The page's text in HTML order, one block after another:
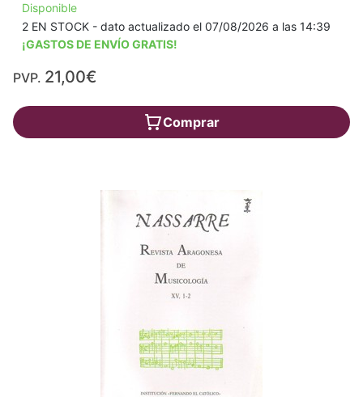
Disponible
2 EN STOCK - dato actualizado el 07/08/2026 a las 14:39
¡GASTOS DE ENVÍO GRATIS!
PVP. 21,00€
Comprar